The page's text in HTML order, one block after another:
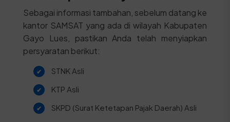
Sebagai informasi tambahan, sebelum datang ke
kantor SAMSAT yang ada di wilayah Kabupaten
Gayo Lues, pastikan Anda telah menyiapkan
persyaratan berikut:
STNK Asli
KTP Asli
SKPD (Surat Ketetapan Pajak Daerah) Asli